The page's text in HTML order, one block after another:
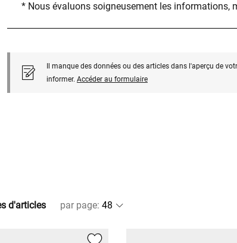
* Nous évaluons soigneusement les informations,
Il manque des données ou des articles dans l'aperçu de
informer. Accéder au formulaire
d'articles par page: